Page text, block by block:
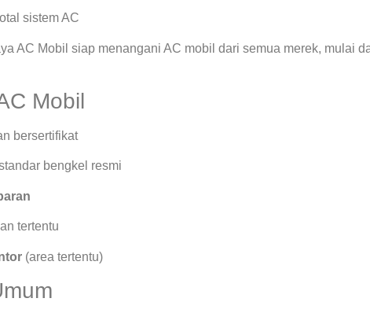
sistem AC
AC Mobil siap menangani AC mobil dari semua merek, mulai
Mobil
bersertifikat
bengkel resmi
tertentu
(area tertentu)